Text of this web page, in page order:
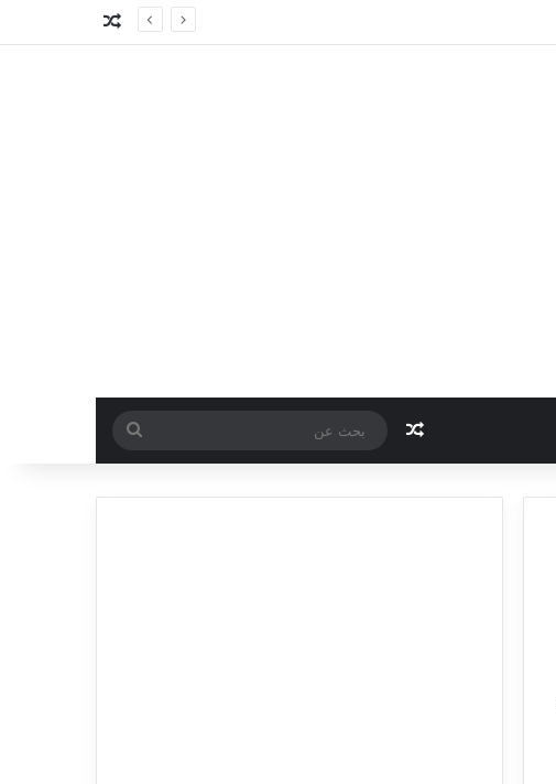
مقال عشوائي
مقال عشوائي
بحث
عن